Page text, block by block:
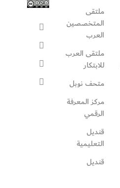
ملتقى
المتخصصين
العرب
ملتقى العرب
للابتكار
متحف نوبل
مركز المعرفة
الرقمي
قنديل
التعليمية
قنديل